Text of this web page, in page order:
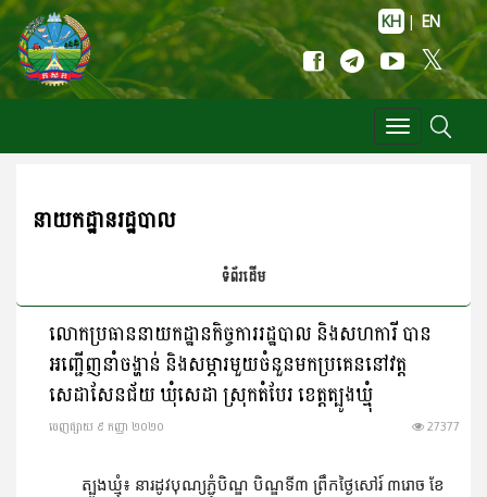
KH | EN
Toggle
navigation
នាយកដ្ឋានរដ្ឋបាល
ទំព័រដើម
លោកប្រធាននាយកដ្ឋានកិច្ចការរដ្ឋបាល និងសហការី បាន
អញ្ជើញនាំចង្ហាន់ និងសម្ភារមួយចំនួនមកប្រគេននៅវត្ត
សេដាសែនជ័យ ឃុំសេដា ស្រុកតំបែរ ខេត្តត្បូងឃ្មុំ
ចេញ​ផ្សាយ​ ៩ កញ្ញា ២០២០ 27377
ត្បូងឃ្មុំ៖ នារដូវបុណ្យភ្ជុំបិណ្ឌ បិណ្ឌទី៣ ព្រឹកថ្ងៃសៅរ៍ ៣រោច ខែ